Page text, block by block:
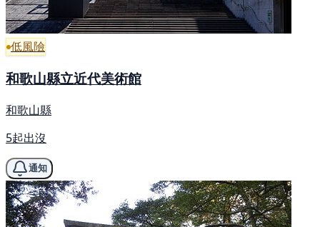
低風險
和歌山縣立近代美術館
和歌山縣
5起出沒
通知